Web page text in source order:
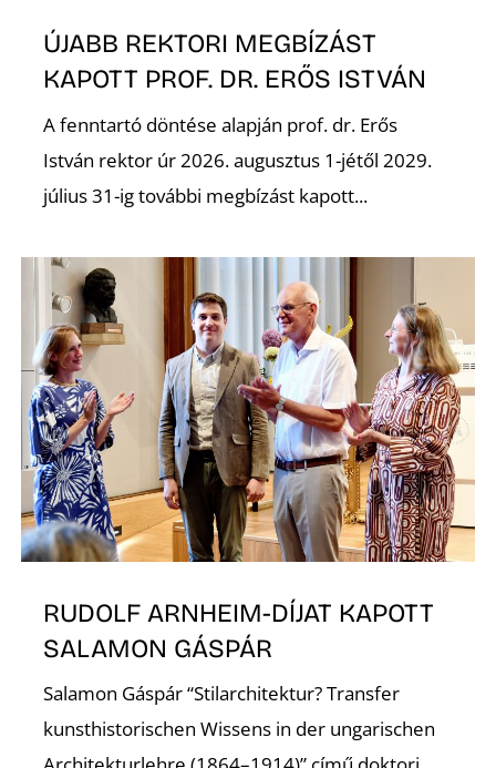
ÚJABB REKTORI MEGBÍZÁST
KAPOTT PROF. DR. ERŐS ISTVÁN
A fenntartó döntése alapján prof. dr. Erős
István rektor úr 2026. augusztus 1-jétől 2029.
július 31-ig további megbízást kapott...
RUDOLF ARNHEIM-DÍJAT KAPOTT
SALAMON GÁSPÁR
Salamon Gáspár “Stilarchitektur? Transfer
kunsthistorischen Wissens in der ungarischen